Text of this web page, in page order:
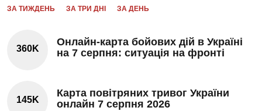
ЗА ТИЖДЕНЬ ЗА ТРИ ДНІ ЗА ДЕНЬ
360K
Онлайн-карта бойових дій в Україні
на 7 серпня: ситуація на фронті
145K
Карта повітряних тривог України
онлайн 7 серпня 2026